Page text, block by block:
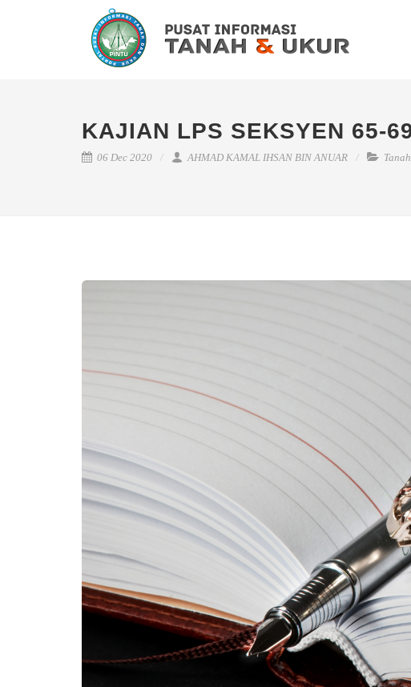
KAJIAN LPS SEKSYEN 65-
06 Dec 2020 AHMAD KAMAL IHSAN BIN ANUAR Tanah